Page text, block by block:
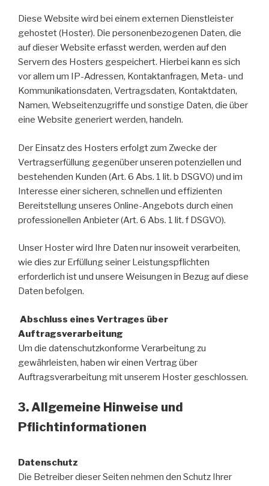
Diese Website wird bei einem externen Dienstleister
gehostet (Hoster). Die personenbezogenen Daten, die
auf dieser Website erfasst werden, werden auf den
Servern des Hosters gespeichert. Hierbei kann es sich
vor allem um IP-Adressen, Kontaktanfragen, Meta- und
Kommunikationsdaten, Vertragsdaten, Kontaktdaten,
Namen, Webseitenzugriffe und sonstige Daten, die über
eine Website generiert werden, handeln.
Der Einsatz des Hosters erfolgt zum Zwecke der
Vertragserfüllung gegenüber unseren potenziellen und
bestehenden Kunden (Art. 6 Abs. 1 lit. b DSGVO) und im
Interesse einer sicheren, schnellen und effizienten
Bereitstellung unseres Online-Angebots durch einen
professionellen Anbieter (Art. 6 Abs. 1 lit. f DSGVO).
Unser Hoster wird Ihre Daten nur insoweit verarbeiten,
wie dies zur Erfüllung seiner Leistungspflichten
erforderlich ist und unsere Weisungen in Bezug auf diese
Daten befolgen.
Abschluss eines Vertrages über
Auftragsverarbeitung
Um die datenschutzkonforme Verarbeitung zu
gewährleisten, haben wir einen Vertrag über
Auftragsverarbeitung mit unserem Hoster geschlossen.
3. Allgemeine Hinweise und
Pflichtinformationen
Datenschutz
Die Betreiber dieser Seiten nehmen den Schutz Ihrer